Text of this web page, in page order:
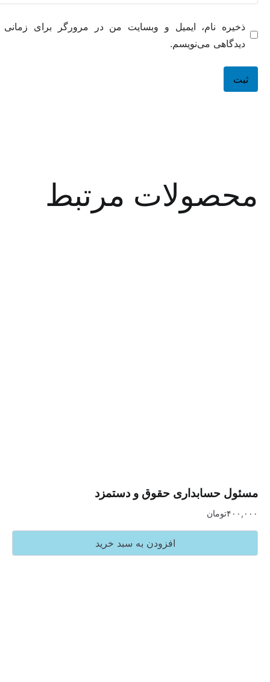
نام، ایمیل و وبسایت من در مرورگر برای زمانی که دوباره
می‌نویسم.
مرتبط
حسابداری حقوق و دستمزد
تومان
افزودن به سبد خرید